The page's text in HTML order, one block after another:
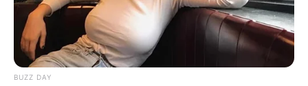
BUZZ DAY